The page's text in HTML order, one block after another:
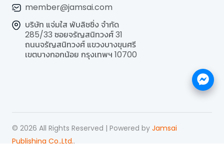
member@jamsai.com
บริษัท แจ่มใส พับลิชชิ่ง จำกัด
285/33 ซอยจรัญสนิทวงศ์ 31
ถนนจรัญสนิทวงศ์ แขวงบางขุนศรี
เขตบางกอกน้อย กรุงเทพฯ 10700
© 2026 All Rights Reserved | Powered by Jamsai
Publishing Co.,Ltd..